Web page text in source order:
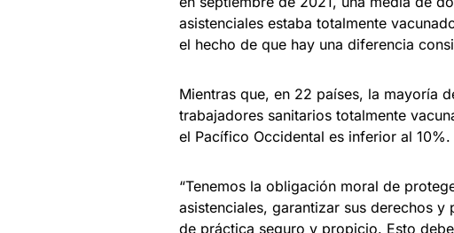
asistenciales estaba totalmente
el hecho de que hay una diferencia
Mientras que, en 22 países, la mayoría
trabajadores sanitarios totalmente
el Pacífico Occidental es inferior al 10%.
“Tenemos la obligación moral de
asistenciales, garantizar sus derechos
de práctica seguro y propicio. Esto